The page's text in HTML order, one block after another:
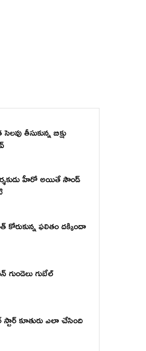
తీసుకున్న బిక్షు
హీరో అయితే సౌండ్
కోరుకున్న ఫలితం దక్కిందా
గుబేల్‌
కూతురు ఎలా చేసింది